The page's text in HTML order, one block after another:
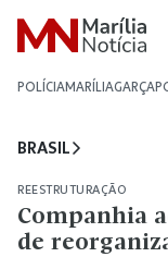
POLÍCIAMARÍLIAGARÇA
BRASIL
REESTRUTURAÇÃO
Companhia
de